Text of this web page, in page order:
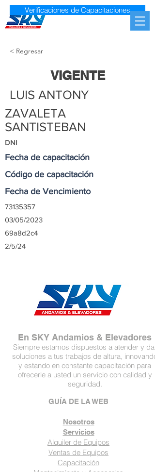
Verificaciones de Capacitaciones
< Regresar
VIGENTE
LUIS ANTONY
ZAVALETA
SANTISTEBAN
DNI
Fecha de capacitación
Código de capacitación
Fecha de Vencimiento
73135357
03/05/2023
69a8d2c4
2/5/24
En SKY Andamios & Elevadores
Siempre estamos dispuestos a atender y dar
soluciones a tus trabajos de altura, innovando
y estando en constante capacitación para
ofrecerle a usted un servicio con calidad y
seguridad.
GUÍA DE LA WEB
Nosotros
Servicios
Alquiler de Equipos
Ventas de Equipos
Capacitación